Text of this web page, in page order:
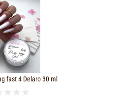
fast 4 Delaro 30 ml
★ ★ ★